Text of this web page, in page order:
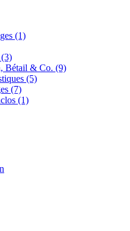
(1)
(3)
Bétail & Co. (9)
(5)
(7)
(1)